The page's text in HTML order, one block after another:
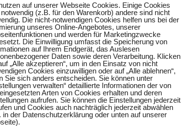
auf unserer Webseite Cookies. Einige Cookies
(z.B. für den Warenkorb) andere sind nicht
Die nicht-notwendigen Cookies helfen uns bei der
unseres Online-Angebotes, unserer
und werden für Marketingzwecke
Die Einwilligung umfasst die Speicherung von
auf Ihrem Endgerät, das Auslesen
Daten sowie deren Verarbeitung. Klicken
„Alle akzeptieren“, um in den Einsatz von nicht
Cookies einzuwilligen oder auf „Alle ablehnen“,
Sie sich anders entscheiden. Sie können unter
verwalten“ detaillierte Informationen der von
Arten von Cookies erhalten und deren
aufrufen. Sie können die Einstellungen jederzeit
und Cookies auch nachträglich jederzeit abwählen
in der Datenschutzerklärung oder unten auf unserer